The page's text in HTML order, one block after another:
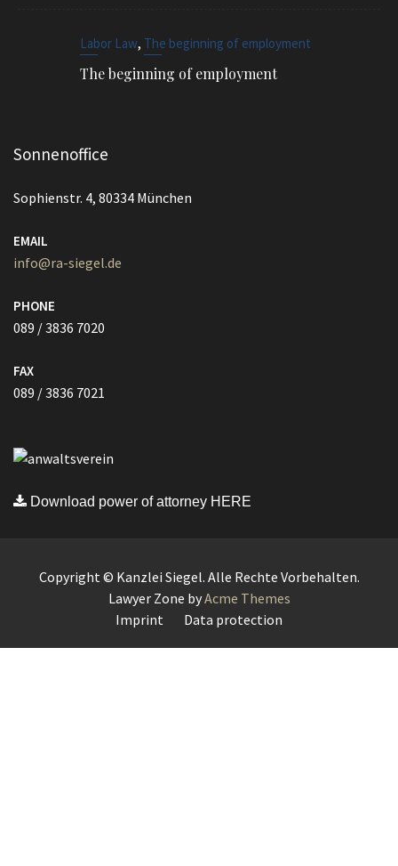
Labor Law, The beginning of employment
The beginning of employment
Sonnenoffice
Sophienstr. 4, 80334 München
EMAIL
info@ra-siegel.de
PHONE
089 / 3836 7020
FAX
089 / 3836 7021
Download power of attorney HERE
Copyright © Kanzlei Siegel. Alle Rechte Vorbehalten.
Lawyer Zone byAcme Themes
Imprint
Data protection